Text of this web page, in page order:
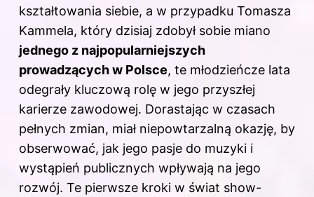
kształtowania siebie, a w przypadku Tomasza
Kammela, który dzisiaj zdobył sobie miano
jednego z najpopularniejszych
prowadzących w Polsce, te młodzieńcze lata
odegrały kluczową rolę w jego przyszłej
karierze zawodowej. Dorastając w czasach
pełnych zmian, miał niepowtarzalną okazję, by
obserwować, jak jego pasje do muzyki i
wystąpień publicznych wpływają na jego
rozwój. Te pierwsze kroki w świat show-